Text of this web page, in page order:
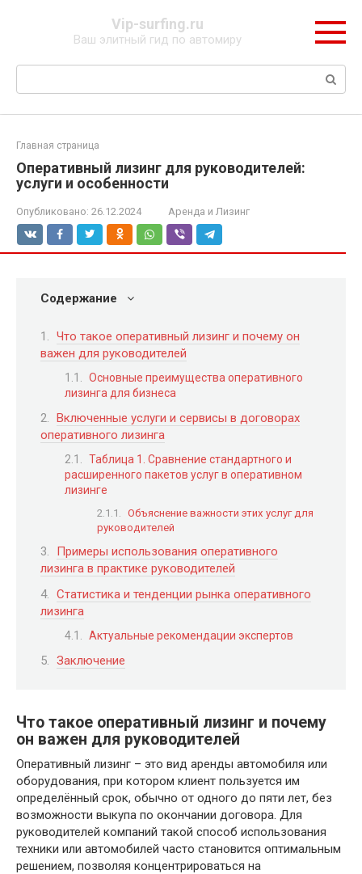
Vip-surfing.ru
Ваш элитный гид по автомиру
Поиск:
Главная страница
Оперативный лизинг для руководителей:
услуги и особенности
Опубликовано: 26.12.2024 Аренда и Лизинг
Содержание
Что такое оперативный лизинг и почему он
важен для руководителей
Основные преимущества оперативного
лизинга для бизнеса
Включенные услуги и сервисы в договорах
оперативного лизинга
Таблица 1. Сравнение стандартного и
расширенного пакетов услуг в оперативном
лизинге
Объяснение важности этих услуг для
руководителей
Примеры использования оперативного
лизинга в практике руководителей
Статистика и тенденции рынка оперативного
лизинга
Актуальные рекомендации экспертов
Заключение
Что такое оперативный лизинг и почему
он важен для руководителей
Оперативный лизинг – это вид аренды автомобиля или
оборудования, при котором клиент пользуется им
определённый срок, обычно от одного до пяти лет, без
возможности выкупа по окончании договора. Для
руководителей компаний такой способ использования
техники или автомобилей часто становится оптимальным
решением, позволяя концентрироваться на